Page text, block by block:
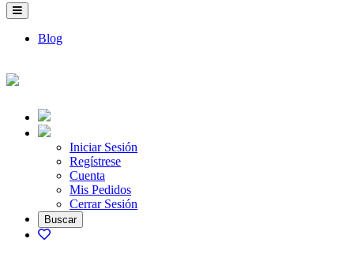
Blog
Iniciar Sesión
Regístrese
Cuenta
Mis Pedidos
Cerrar Sesión